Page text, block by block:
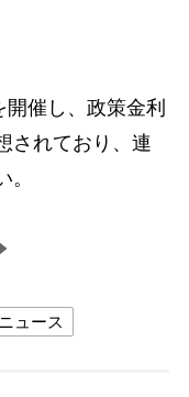
催し、政策金利
されており、連
ュース